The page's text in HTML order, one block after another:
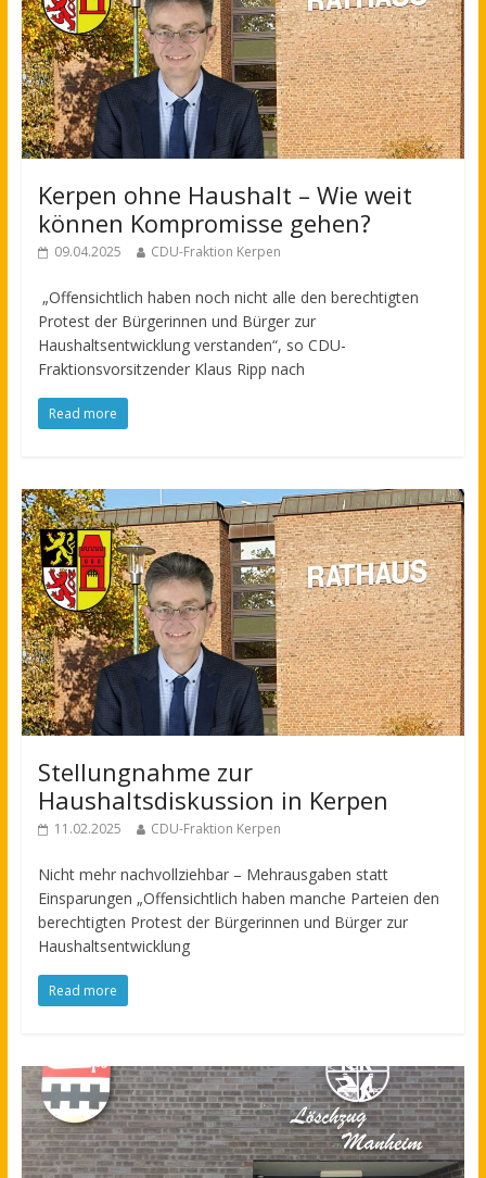
Kerpen ohne Haushalt – Wie weit
können Kompromisse gehen?
09.04.2025 CDU-Fraktion Kerpen
„Offensichtlich haben noch nicht alle den berechtigten
Protest der Bürgerinnen und Bürger zur
Haushaltsentwicklung verstanden“, so CDU-
Fraktionsvorsitzender Klaus Ripp nach
Read more
Stellungnahme zur
Haushaltsdiskussion in Kerpen
11.02.2025 CDU-Fraktion Kerpen
Nicht mehr nachvollziehbar – Mehrausgaben statt
Einsparungen „Offensichtlich haben manche Parteien den
berechtigten Protest der Bürgerinnen und Bürger zur
Haushaltsentwicklung
Read more